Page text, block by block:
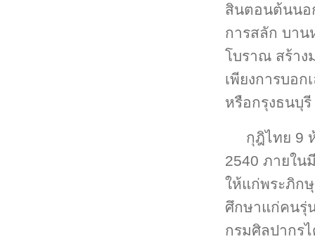
สินตอนต้นนอ
การสลัก บาน
โบราณ สร้าง
เพียงการบอ
หรือกรุงธนบุ
กุฎิไทย 9
2540 ภายใน
ให้แก่พระภิก
ศึกษาแก่คนรุ่
กรมศิลปากร